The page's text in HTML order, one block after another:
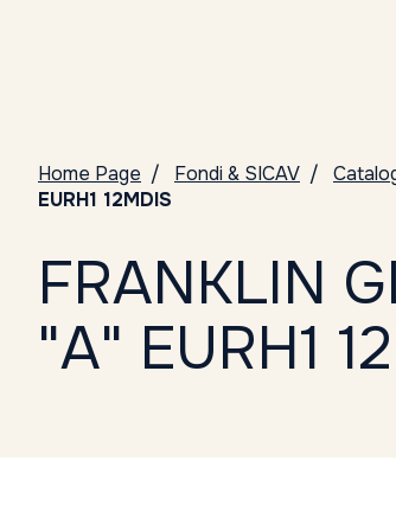
Home Page Fondi & SICAV
EURH1 12MDIS
FRANKLIN
"A" EURH1